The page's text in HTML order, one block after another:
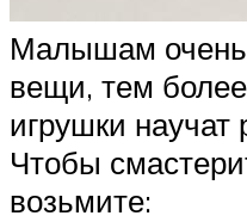
Малышам очень
вещи, тем
игрушки научат
Чтобы
возьмите: